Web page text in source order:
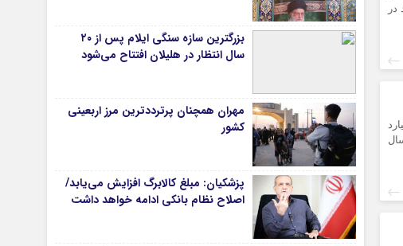
آپارات مرا به خاطر بسپار
و فن آوری اطلاعات
ورزشهای رزمی
ورزش زنان
سایر حوزه ها
دانشگاه
آموزش و پرورش
بیش از ۹۰ درصد در
ایلام از تخصیص یک هزار و ۴۷۳ میلیارد
سال
بزرگترین سازه سنگی ایلام پس از ۲۰
سال انتظار در هلیلان افتتاح می‌شود
مهران همچنان پرترددترین مرز اربعینی
کشور
پزشکیان: مبلغ کالابرگ افزایش می‌یابد/
اصلاح نظام بانکی ادامه خواهد داشت